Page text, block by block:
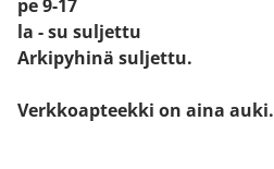
pe 9-17
la - su suljettu
Arkipyhinä suljettu.
Verkkoapteekki on aina auki.